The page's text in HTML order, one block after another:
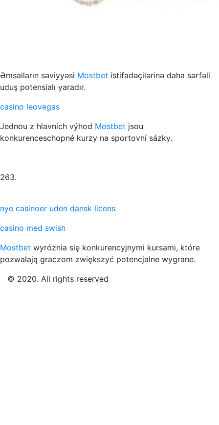
Əmsalların səviyyəsi Mostbet istifadəçilərinə daha sərfəli
uduş potensialı yaradır.
casino leovegas
Jednou z hlavních výhod Mostbet jsou
konkurenceschopné kurzy na sportovní sázky.
263.
nye casinoer uden dansk licens
casino med swish
Mostbet wyróżnia się konkurencyjnymi kursami, które
pozwalają graczom zwiększyć potencjalne wygrane.
© 2020. All rights reserved